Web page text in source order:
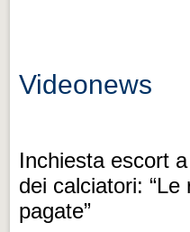
Videonews
Inchiesta escort
dei calciatori: “Le
pagate”